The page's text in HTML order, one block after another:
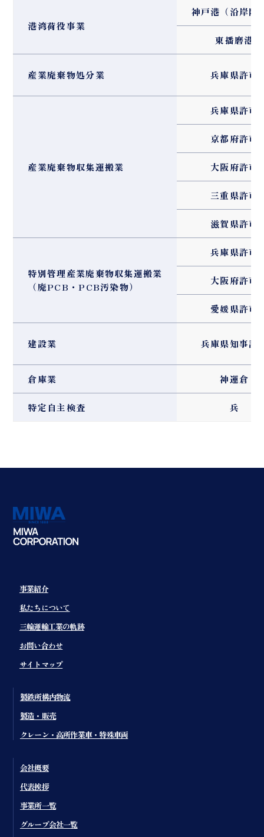
港湾荷役事業
神戸港（沿岸限
東播磨港
産業廃棄物処分業 兵庫県許可
産業廃棄物収集運搬業
兵庫県許可
京都府許可
大阪府許可
三重県許可
滋賀県許可
特別管理産業廃棄物収集運搬業
（廃PCB・PCB汚染物）
兵庫県許可
大阪府許可
愛媛県許可
建設業 兵庫県知事許
倉庫業 神運倉
特定自主検査 兵
事業紹介
私たちについて
三輪運輸工業の軌跡
お問い合わせ
サイトマップ
製鉄所構内物流
製造・販売
クレーン・高所作業車・特殊車両
会社概要
代表挨拶
事業所一覧
グループ会社一覧